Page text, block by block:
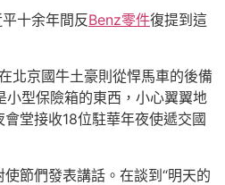
十余年間反Benz零件復提到這
北京國牛土豪則從悍馬車的後備
小型保險箱的東西，小心翼翼地
堂接收18位駐華年夜使遞交國
節們發表講話。在談到“明天的